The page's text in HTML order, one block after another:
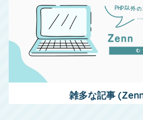
雑多な記事